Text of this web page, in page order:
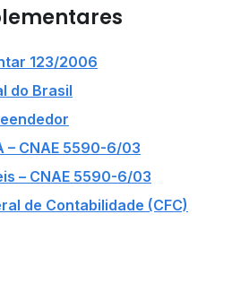
123/2006
do Brasil
– CNAE 5590-6/03
– CNAE 5590-6/03
de Contabilidade (CFC)